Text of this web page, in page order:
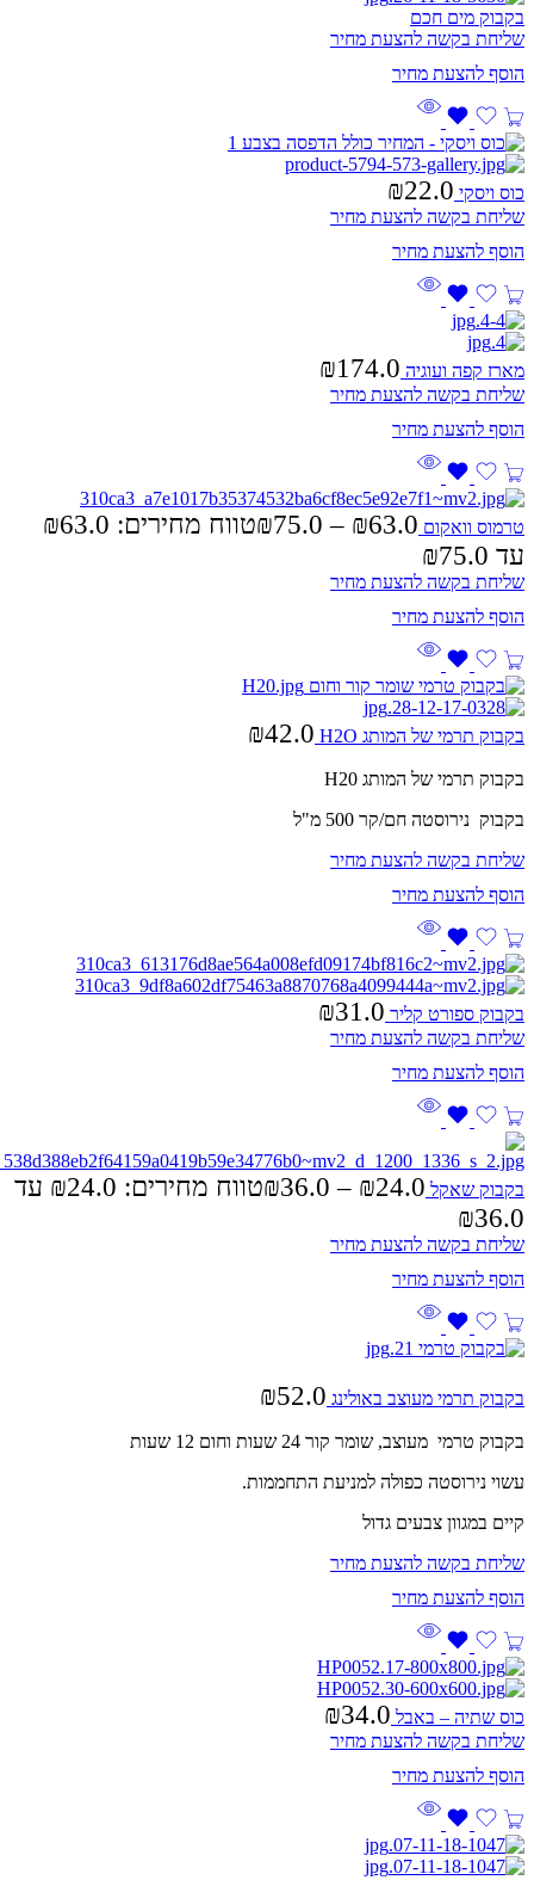
בקבוק מים חכם
שליחת בקשה להצעת מחיר
כוס ויסקי ₪22.0
שליחת בקשה להצעת מחיר
מארז קפה ועוגיה ₪174.0
שליחת בקשה להצעת מחיר
טרמוס וואקום ₪63.0
–
₪75.0
עד ⁦₪75.0⁩
שליחת בקשה להצעת מחיר
בקבוק תרמי של המותג H2O ₪42.0
בקבוק תרמי של המותג H20
בקבוק נירוסטה חם/קר 500 מ"ל
שליחת בקשה להצעת מחיר
בקבוק ספורט קליר ₪31.0
שליחת בקשה להצעת מחיר
בקבוק שאקל ₪24.0
–
₪36.0
טווח מחירים: ⁦₪24.0⁩ עד
שליחת בקשה להצעת מחיר
בקבוק תרמי מעוצב באולינג ₪52.0
בקבוק טרמי מעוצב, שומר קור 24 שעות וחום 12 שעות
עשוי נירוסטה כפולה למניעת התחממות.
קיים במגוון צבעים גדול
שליחת בקשה להצעת מחיר
כוס שתיה – באבל ₪34.0
שליחת בקשה להצעת מחיר